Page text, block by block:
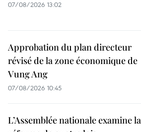
07/08/2026 13:02
Approbation du plan directeur
révisé de la zone économique de
Vung Ang
07/08/2026 10:45
L’Assemblée nationale examine la